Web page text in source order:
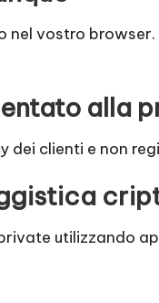
nel vostro
alla
dei clienti e non
utilizzando